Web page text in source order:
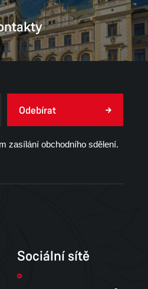
Odebírat
zasílání obchodního sdělení.
Sociální sítě